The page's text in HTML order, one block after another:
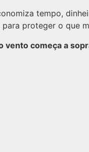
tempo,
proteger o que
vento começa a